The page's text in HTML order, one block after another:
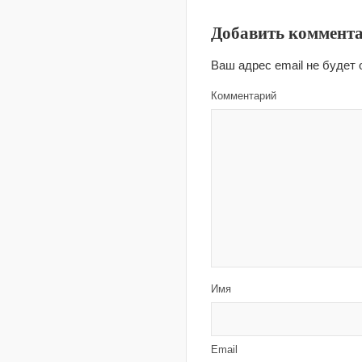
Добавить
Ваш адрес email не будет
Комментарий
Имя
Email